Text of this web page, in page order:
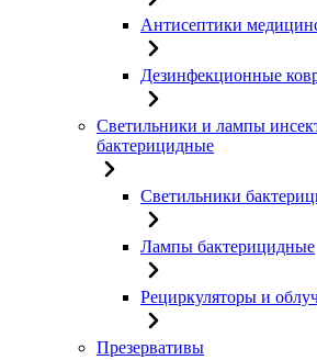
Антисептики
Дезинфекционные
Светильники и лампы
бактерицидные
Светильники
Лампы бактерицидные
Рециркуляторы и
Презервативы